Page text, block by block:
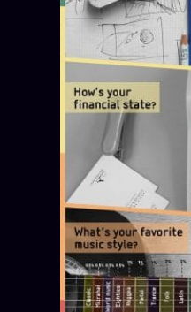
Words RadioFM
PRATIQUE + LÉGAL
Archive complète
Récents
À la une
Recherche ⌕
Tous les tags
Soumettre un tip
Nous écrire